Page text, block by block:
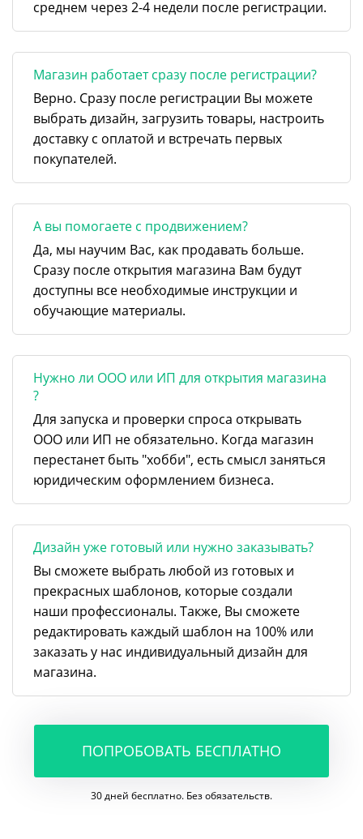
среднем через 2-4 недели после регистрации.
Магазин работает сразу после регистрации?
Верно. Сразу после регистрации Вы можете
выбрать дизайн, загрузить товары, настроить
доставку с оплатой и встречать первых
покупателей.
А вы помогаете с продвижением?
Да, мы научим Вас, как продавать больше.
Сразу после открытия магазина Вам будут
доступны все необходимые инструкции и
обучающие материалы.
Нужно ли ООО или ИП для открытия магазина
?
Для запуска и проверки спроса открывать
ООО или ИП не обязательно. Когда магазин
перестанет быть "хобби", есть смысл заняться
юридическим оформлением бизнеса.
Дизайн уже готовый или нужно заказывать?
Вы сможете выбрать любой из готовых и
прекрасных шаблонов, которые создали
наши профессионалы. Также, Вы сможете
редактировать каждый шаблон на 100% или
заказать у нас индивидуальный дизайн для
магазина.
ПОПРОБОВАТЬ БЕСПЛАТНО
30 дней бесплатно. Без обязательств.